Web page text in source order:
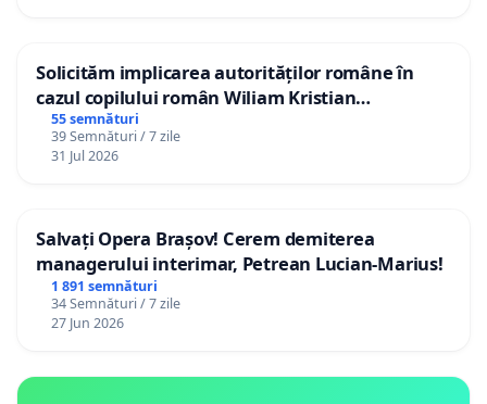
Solicităm implicarea autorităților române în
cazul copilului român Wiliam Kristian
Gheorghe, aflat în plasament în Danemarca de
12 ani
55 semnături
39 Semnături / 7 zile
31 Jul 2026
Salvați Opera Brașov! Cerem demiterea
managerului interimar, Petrean Lucian-Marius!
1 891 semnături
34 Semnături / 7 zile
27 Jun 2026